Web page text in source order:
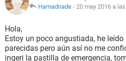
NUTRICIÓN
BIENESTAR
SEXUALIDAD
Hamadriade - 20 may 2016 a
Hola,
Estoy un poco angustiada, he
parecidas pero aún así no me
ingeri la pastilla de emergencia,